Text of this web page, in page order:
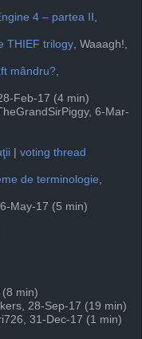
4 – partea II ,
THIEF trilogy, Waaagh!,
mândru?,
Feb-17 (4 min)
6-Mar-
voting thread
de terminologie,
May-17 (5 min)
(8 min)
28-Sep-17 (19 min)
31-Dec-17 (1 min)